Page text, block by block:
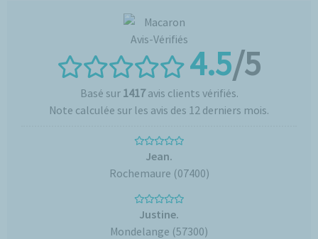
4.5/5
Basé sur 1417avis clients vérifiés.
Note calculée sur les avis des 12 derniers mois.
Jean.
Rochemaure (07400)
Justine.
Mondelange (57300)